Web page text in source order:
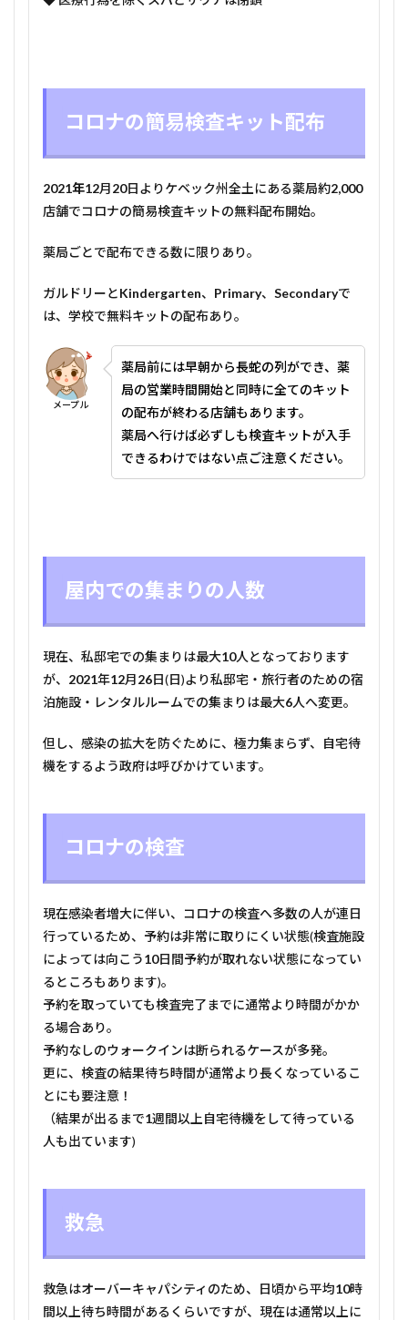
コロナの簡易検査キット配布
2021年12月20日よりケベック州全土にある薬局約2,000
店舗でコロナの簡易検査キットの無料配布開始。
薬局ごとで配布できる数に限りあり。
ガルドリーとKindergarten、 Primary、 Secondaryで
は、学校で無料キットの配布あり。
メープル
薬局前には早朝から長蛇の列ができ、薬
局の営業時間開始と同時に全てのキット
の配布が終わる店舗もあります。
薬局へ行けば必ずしも検査キットが入手
できるわけではない点ご注意ください。
屋内での集まりの人数
現在、私邸宅での集まりは最大10人となっております
が、 2021年12月26日(日)より私邸宅・旅行者のための宿
泊施設・レンタルルームでの集まりは最大6人へ変更。
但し、感染の拡大を防ぐために、極力集まらず、自宅待
機をするよう政府は呼びかけています。
コロナの検査
現在感染者増大に伴い、コロナの検査へ多数の人が連日
行っているため、予約は非常に取りにくい状態(検査施設
によっては向こう10日間予約が取れない状態になってい
るところもあります)。
予約を取っていても検査完了までに通常より時間がかか
る場合あり。
予約なしのウォークインは断られるケースが多発。
更に、検査の結果待ち時間が通常より長くなっているこ
とにも要注意！
（結果が出るまで1週間以上自宅待機をして待っている
人も出ています)
救急
救急はオーバーキャパシティのため、日頃から平均10時
間以上待ち時間があるくらいですが、現在は通常以上に